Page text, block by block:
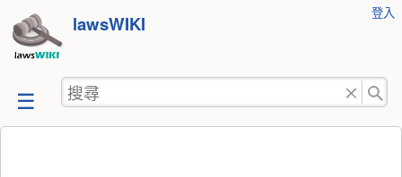
跳
至
容
lawsWIKI
工
登入
搜
尋